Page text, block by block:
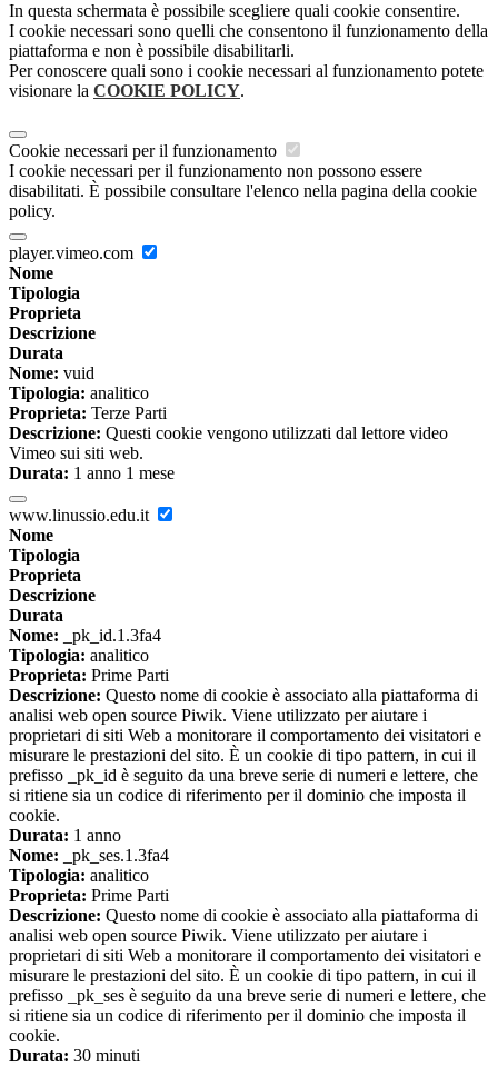
In questa schermata è possibile scegliere quali cookie consentire.
I cookie necessari sono quelli che consentono il funzionamento della
piattaforma e non è possibile disabilitarli.
Per conoscere quali sono i cookie necessari al funzionamento potete
visionare la COOKIE POLICY.
Cookie necessari per il funzionamento
I cookie necessari per il funzionamento non possono essere
disabilitati. È possibile consultare l'elenco nella pagina della cookie
policy.
player.vimeo.com
Nome
Tipologia
Proprieta
Descrizione
Durata
Nome: vuid
Tipologia: analitico
Proprieta: Terze Parti
Descrizione: Questi cookie vengono utilizzati dal lettore video
Vimeo sui siti web.
Durata: 1 anno 1 mese
www.linussio.edu.it
Nome
Tipologia
Proprieta
Descrizione
Durata
Nome: _pk_id.1.3fa4
Tipologia: analitico
Proprieta: Prime Parti
Descrizione: Questo nome di cookie è associato alla piattaforma di
analisi web open source Piwik. Viene utilizzato per aiutare i
proprietari di siti Web a monitorare il comportamento dei visitatori e
misurare le prestazioni del sito. È un cookie di tipo pattern, in cui il
prefisso _pk_id è seguito da una breve serie di numeri e lettere, che
si ritiene sia un codice di riferimento per il dominio che imposta il
cookie.
Durata: 1 anno
Nome: _pk_ses.1.3fa4
Tipologia: analitico
Proprieta: Prime Parti
Descrizione: Questo nome di cookie è associato alla piattaforma di
analisi web open source Piwik. Viene utilizzato per aiutare i
proprietari di siti Web a monitorare il comportamento dei visitatori e
misurare le prestazioni del sito. È un cookie di tipo pattern, in cui il
prefisso _pk_ses è seguito da una breve serie di numeri e lettere, che
si ritiene sia un codice di riferimento per il dominio che imposta il
cookie.
Durata: 30 minuti